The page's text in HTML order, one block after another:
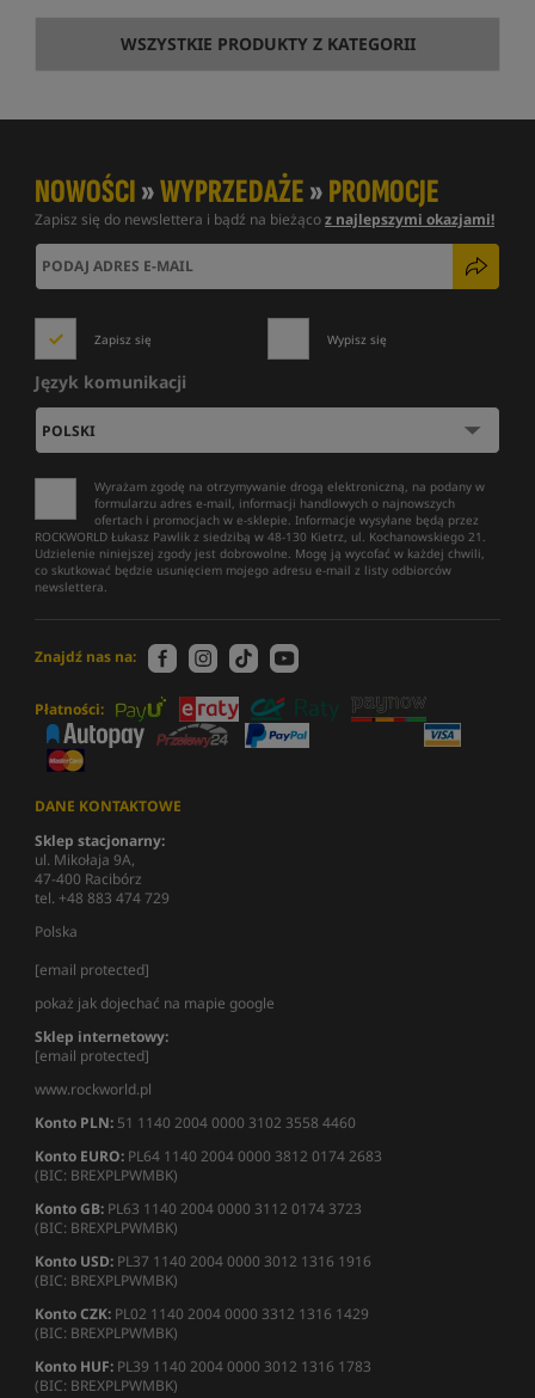
WSZYSTKIE PRODUKTY Z KATEGORII
NOWOŚCI»WYPRZEDAŻE»PROMOCJE
Zapisz się do newslettera i bądź na bieżącoz najlepszymi okazjami!
Zapisz się Wypisz się
Język komunikacji
Wyrażam zgodę na otrzymywanie drogą elektroniczną, na podany w
formularzu adres e-mail, informacji handlowych o najnowszych
ofertach i promocjach w e-sklepie. Informacje wysyłane będą przez
ROCKWORLD Łukasz Pawlik z siedzibą w 48-130 Kietrz, ul. Kochanowskiego 21.
Udzielenie niniejszej zgody jest dobrowolne. Mogę ją wycofać w każdej chwili,
co skutkować będzie usunięciem mojego adresu e-mail z listy odbiorców
newslettera.
Znajdź nas na:
Płatności:
DANE KONTAKTOWE
Sklep stacjonarny:
ul. Mikołaja 9A,
47-400 Racibórz
tel. +48 883 474 729
Polska
[email protected]
pokaż jak dojechać na mapie google
Sklep internetowy:
[email protected]
www.rockworld.pl
Konto PLN: 51 1140 2004 0000 3102 3558 4460
Konto EURO: PL64 1140 2004 0000 3812 0174 2683
(BIC: BREXPLPWMBK)
Konto GB: PL63 1140 2004 0000 3112 0174 3723
(BIC: BREXPLPWMBK)
Konto USD: PL37 1140 2004 0000 3012 1316 1916
(BIC: BREXPLPWMBK)
Konto CZK: PL02 1140 2004 0000 3312 1316 1429
(BIC: BREXPLPWMBK)
Konto HUF: PL39 1140 2004 0000 3012 1316 1783
(BIC: BREXPLPWMBK)